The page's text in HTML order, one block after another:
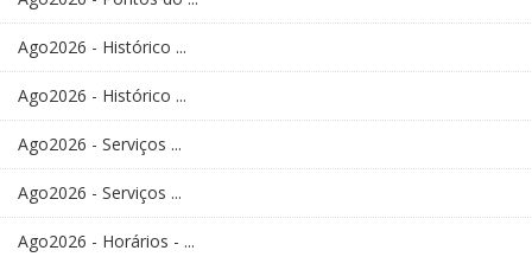
Ago2026 - Histórico ...
Ago2026 - Histórico ...
Ago2026 - Serviços ...
Ago2026 - Serviços ...
Ago2026 - Horários - ...